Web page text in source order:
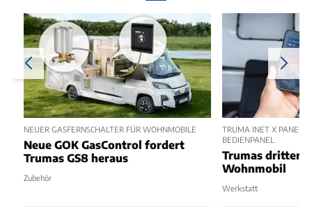
NEUER GASFERNSCHALTER FÜR WOHNMOBILE
Neue GOK GasControl fordert
Trumas GS8 heraus
Zubehör
TRUMA INET X PANEL 2
BEDIENPANEL
Trumas dritter
Wohnmobil
Werkstatt